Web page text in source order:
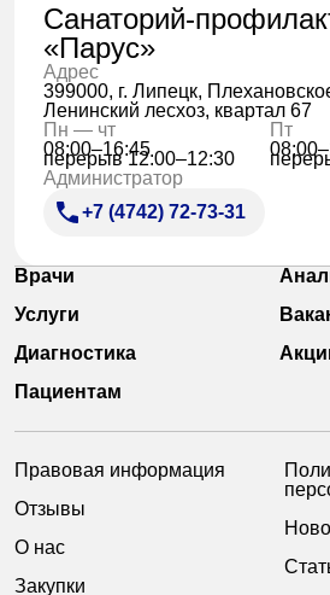
Санаторий-
«Парус»
Адрес
399000, г. Липецк,
Ленинский лесхоз, квартал 67
Пн — чт
08:00–16:45
перерыв 12:00–12:30
Пт
Администратор
+7 (4742) 72-73-31
Врачи
Услуги
Диагностика
Пациентам
Правовая информация
Отзывы
О нас
Закупки